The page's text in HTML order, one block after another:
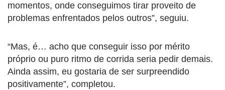
momentos, onde conseguimos tirar proveito de
problemas enfrentados pelos outros”, seguiu.
“Mas, é… acho que conseguir isso por mérito
próprio ou puro ritmo de corrida seria pedir demais.
Ainda assim, eu gostaria de ser surpreendido
positivamente”, completou.